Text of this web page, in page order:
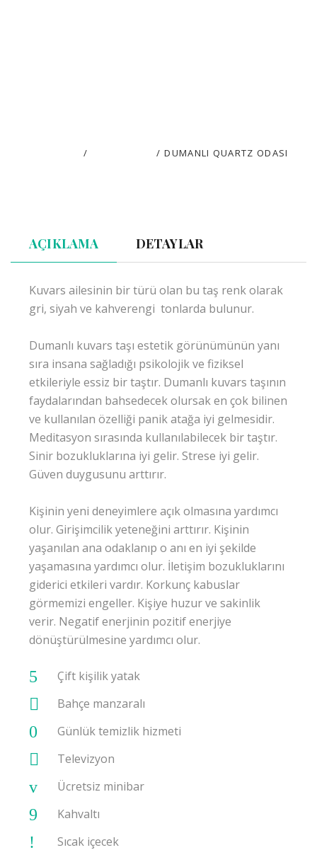
/ / DUMANLI QUARTZ ODASI
AÇIKLAMA DETAYLAR
Kuvars ailesinin bir türü olan bu taş renk olarak
gri, siyah ve kahverengi tonlarda bulunur.
Dumanlı kuvars taşı estetik görünümünün yanı
sıra insana sağladığı psikolojik ve fiziksel
etkileriyle essiz bir taştır. Dumanlı kuvars taşının
faydalarından bahsedecek olursak en çok bilinen
ve kullanılan özelliği panik atağa iyi gelmesidir.
Meditasyon sırasında kullanılabilecek bir taştır.
Sinir bozukluklarına iyi gelir. Strese iyi gelir.
Güven duygusunu arttırır.
Kişinin yeni deneyimlere açık olmasına yardımcı
olur. Girişimcilik yeteneğini arttırır. Kişinin
yaşanılan ana odaklanıp o anı en iyi şekilde
yaşamasına yardımcı olur. İletişim bozukluklarını
giderici etkileri vardır. Korkunç kabuslar
görmemizi engeller. Kişiye huzur ve sakinlik
verir. Negatif enerjinin pozitif enerjiye
dönüştürülmesine yardımcı olur.
Çift kişilik yatak
Bahçe manzaralı
Günlük temizlik hizmeti
Televizyon
Ücretsiz minibar
Kahvaltı
Sıcak içecek